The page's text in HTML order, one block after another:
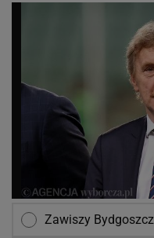
Zawiszy Bydgoszcz